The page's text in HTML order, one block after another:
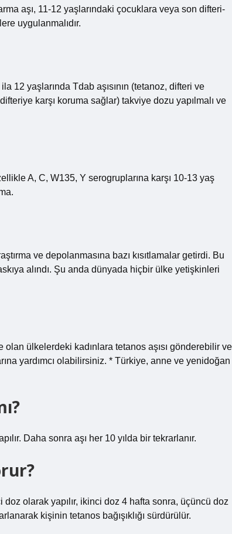
aşı, 11-12 yaşlarındaki çocuklara veya son difteri-
uygulanmalıdır.
12 yaşlarında Tdab aşısının (tetanoz, difteri ve
karşı koruma sağlar) takviye dozu yapılmalı ve
A, C, W135, Y serogruplarına karşı 10-13 yaş
ve depolanmasına bazı kısıtlamalar getirdi. Bu
alındı. Şu anda dünyada hiçbir ülke yetişkinleri
ülkelerdeki kadınlara tetanos aşısı gönderebilir ve
yardımcı olabilirsiniz. * Türkiye, anne ve yenidoğan
Daha sonra aşı her 10 yılda bir tekrarlanır.
doz olarak yapılır, ikinci doz 4 hafta sonra, üçüncü doz
kişinin tetanos bağışıklığı sürdürülür.